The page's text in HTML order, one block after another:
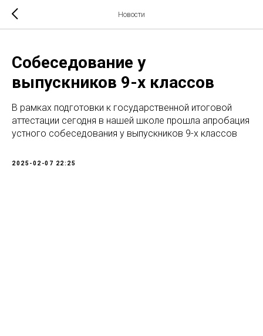
Новости
Собеседование у
выпускников 9-х классов
В рамках подготовки к государственной итоговой
аттестации сегодня в нашей школе прошла апробация
устного собеседования у выпускников 9-х классов
2025-02-07 22:25